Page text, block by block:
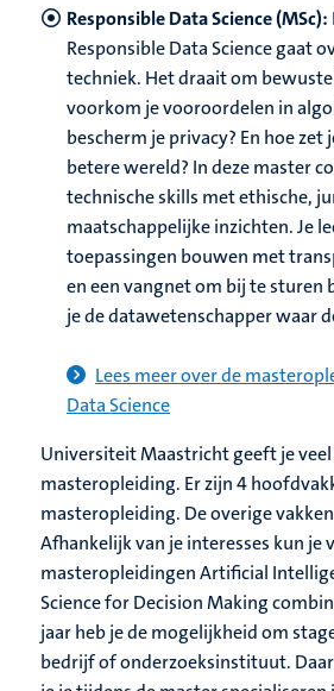
Responsible Data Science (MSc):
Responsible Data Science gaat
techniek. Het draait om
voorkom je vooroordelen in
bescherm je privacy? En hoe zet
betere wereld? In deze master
technische skills met ethische,
maatschappelijke inzichten. Je
toepassingen bouwen met
en een vangnet om bij te sturen
je de datawetenschapper waar
Lees meer over de
Data Science
Universiteit Maastricht geeft je
masteropleiding. Er zijn 4
masteropleiding. De overige
Afhankelijk van je interesses kun je
masteropleidingen Artificial
Science for Decision Making
jaar heb je de mogelijkheid om
bedrijf of onderzoeksinstituut.